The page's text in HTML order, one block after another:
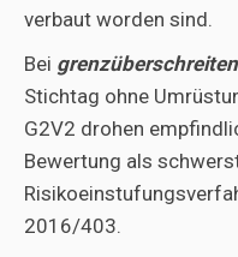
verbaut worden sind.
Bei
Stichtag ohne
G2V2 drohen
Bewertung als
2016/403.